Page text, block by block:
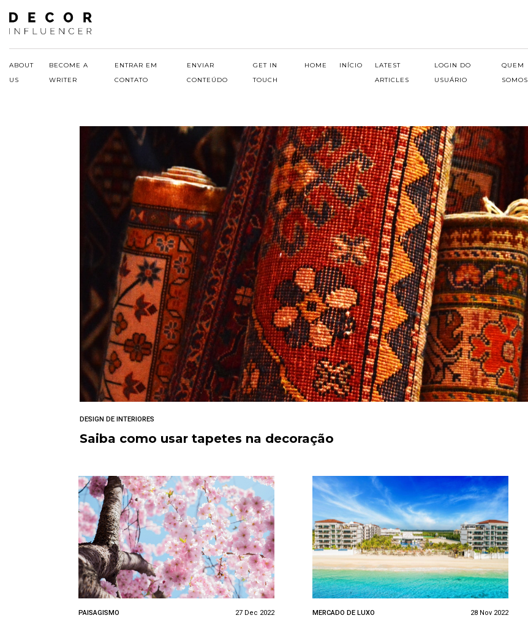
Skip
content
ABOUT
US
BECOME A
WRITER
ENTRAR EM
CONTATO
ENVIAR
CONTEÚDO
GET IN
TOUCH
HOME INÍCIO
LATEST
ARTICLES
LOGIN DO
USUÁRIO
QUEM
SOMOS
DESIGN DE INTERIORES
Saiba como usar tapetes na decoração
PAISAGISMO 27 Dec 2022 MERCADO DE LUXO 28 Nov 2022